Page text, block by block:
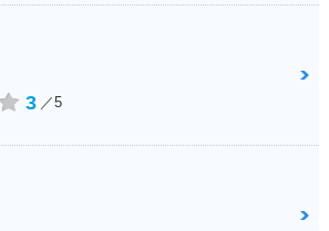
3 ／5